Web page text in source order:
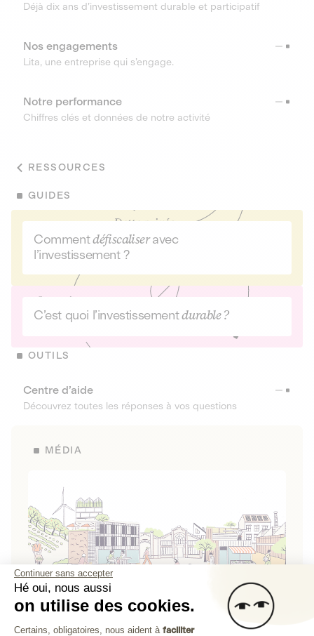
Déjà dix ans d’investissement durable et participatif
Nos engagements
Lita, une entreprise qui s’engage.
Notre performance
Chiffres clés et données de notre activité
RESSOURCES
GUIDES
Commentdéfiscaliser avec
l’investissement ?
C’est quoi l’investissementdurable ?
OUTILS
Centre d’aide
Découvrez toutes les réponses à vos questions
MÉDIA
Continuer sans accepter
Hé oui, nous aussi
on utilise des cookies.
Plateforme de Gestion du
Certains, obligatoires, nous aident à faciliter